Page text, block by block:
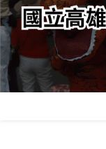
內
容